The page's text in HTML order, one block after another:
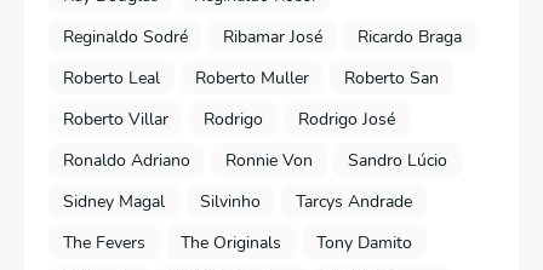
Reginaldo Sodré
Ribamar José
Ricardo Braga
Roberto Leal
Roberto Muller
Roberto San
Roberto Villar
Rodrigo
Rodrigo José
Ronaldo Adriano
Ronnie Von
Sandro Lúcio
Sidney Magal
Silvinho
Tarcys Andrade
The Fevers
The Originals
Tony Damito